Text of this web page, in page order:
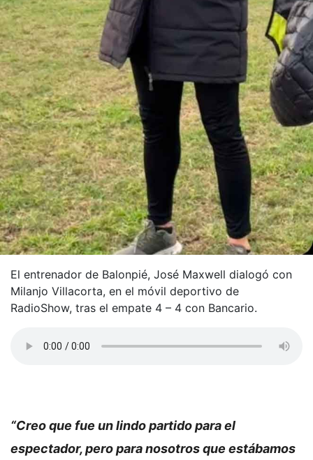
El entrenador de Balonpié, José Maxwell dialogó con
Milanjo Villacorta, en el móvil deportivo de
RadioShow, tras el empate 4 – 4 con Bancario.
“Creo que fue un lindo partido para el
espectador, pero para nosotros que estábamos